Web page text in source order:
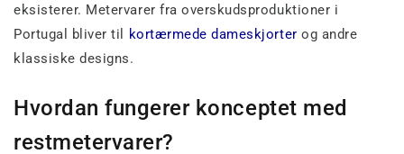
eksisterer. Metervarer fra overskudsproduktioner i
Portugal bliver til
kortærmede dameskjorter og andre
klassiske designs.
Hvordan fungerer konceptet med
restmetervarer?